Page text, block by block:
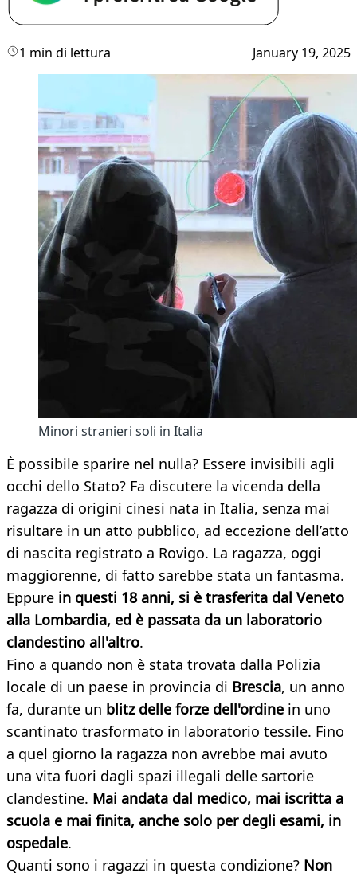
1 min di lettura January 19, 2025
Minori stranieri soli in Italia
È possibile sparire nel nulla? Essere invisibili agli
occhi dello Stato? Fa discutere la vicenda della
ragazza di origini cinesi nata in Italia, senza mai
risultare in un atto pubblico, ad eccezione dell’atto
di nascita registrato a Rovigo. La ragazza, oggi
maggiorenne, di fatto sarebbe stata un fantasma.
Eppure in questi 18 anni, si è trasferita dal Veneto
alla Lombardia, ed è passata da un laboratorio
clandestino all'altro.
Fino a quando non è stata trovata dalla Polizia
locale di un paese in provincia di Brescia, un anno
fa, durante un blitz delle forze dell'ordine in uno
scantinato trasformato in laboratorio tessile. Fino
a quel giorno la ragazza non avrebbe mai avuto
una vita fuori dagli spazi illegali delle sartorie
clandestine. Mai andata dal medico, mai iscritta a
scuola e mai finita, anche solo per degli esami, in
ospedale.
Quanti sono i ragazzi in questa condizione? Non